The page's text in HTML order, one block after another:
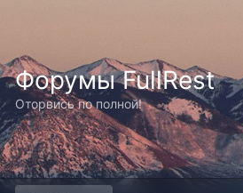
Форумы FullRest
Оторвись по полной!